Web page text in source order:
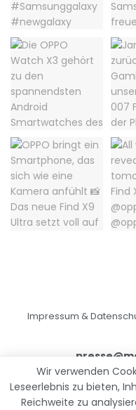
Impressum &
©
Wir verwenden
Leseerlebnis zu bieten,
Reichweite zu